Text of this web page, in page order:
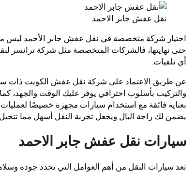
نقل عفش جابر الاحمد
اختيار شركة متخصصة في نقل عفش جابر الأحمد ليس
حتى نهايتها، فالشركات المتخصصة مثل شركة ترانسر
أي تلفيات.
عن طريق الاعتماد على شركة نقل عفش الكويت ذات
والتركيب بأسلوب احترافي يوفر عليك الوقت والجهد،
بعناية فائقة مع استخدام سيارات مجهزة خصيصًا لعمليات
يضمن لك راحة البال ويجعل تجربة النقل أسهل مما
سيارات نقل عفش جابر الاحمد
تعد سيارات النقل من أهم العوامل التي تحدد جودة